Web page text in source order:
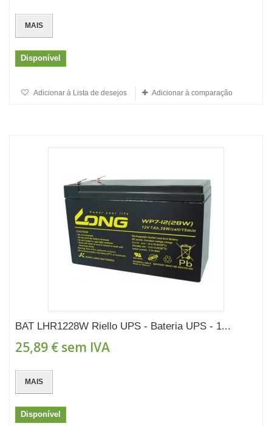
MAIS
Disponível
Adicionar à Lista de desejos Adicionar à comparação
BAT LHR1228W Riello UPS - Bateria UPS - 1...
25,89 € sem IVA
MAIS
Disponível